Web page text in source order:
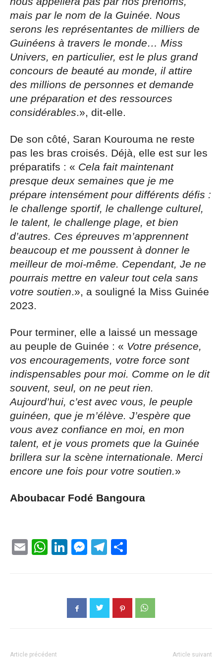
mais par le nom de la Guinée. Nous
serons les représentantes de milliers de
Guinéens à travers le monde… Miss
Univers, en particulier, est le plus grand
concours de beauté au monde, il attire
des millions de personnes et demande
une préparation et des ressources
considérables.», dit-elle.
De son côté, Saran Kourouma ne reste
pas les bras croisés. Déjà, elle est sur les
préparatifs : « Cela fait maintenant
presque deux semaines que je me
prépare intensément pour différents défis :
le challenge sportif, le challenge culturel,
le talent, le challenge plage, et bien
d’autres. Ces épreuves m’apprennent
beaucoup et me poussent à donner le
meilleur de moi-même. Cependant, Je ne
pourrais mettre en valeur tout cela sans
votre soutien.», a souligné la Miss Guinée
2023.
Pour terminer, elle a laissé un message
au peuple de Guinée : « Votre présence,
vos encouragements, votre force sont
indispensables pour moi. Comme on le dit
souvent, seul, on ne peut rien.
Aujourd’hui, c’est avec vous, le peuple
guinéen, que je m’élève. J’espère que
vous avez confiance en moi, en mon
talent, et je vous promets que la Guinée
brillera sur la scène internationale. Merci
encore une fois pour votre soutien.»
Aboubacar Fodé Bangoura
EmailWhatsApp
LinkedIn
Messenger
Telegram
Article précédent Article suivant